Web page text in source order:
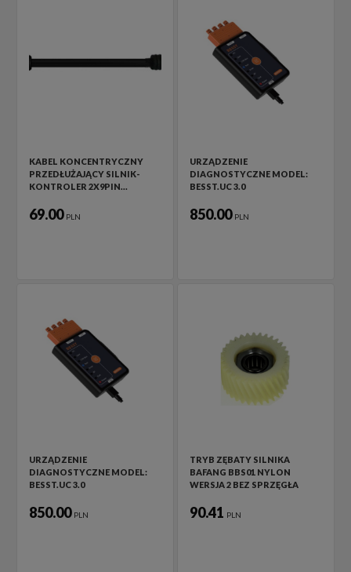
KABEL KONCENTRYCZNY
PRZEDŁUŻAJĄCY SILNIK-
KONTROLER 2X9PIN…
69.00 PLN
URZĄDZENIE
DIAGNOSTYCZNE MODEL:
BESST.UC 3.0
850.00 PLN
URZĄDZENIE
DIAGNOSTYCZNE MODEL:
BESST.UC 3.0
850.00 PLN
TRYB ZĘBATY SILNIKA
BAFANG BBS01 NYLON
WERSJA 2 BEZ SPRZĘGŁA
90.41 PLN